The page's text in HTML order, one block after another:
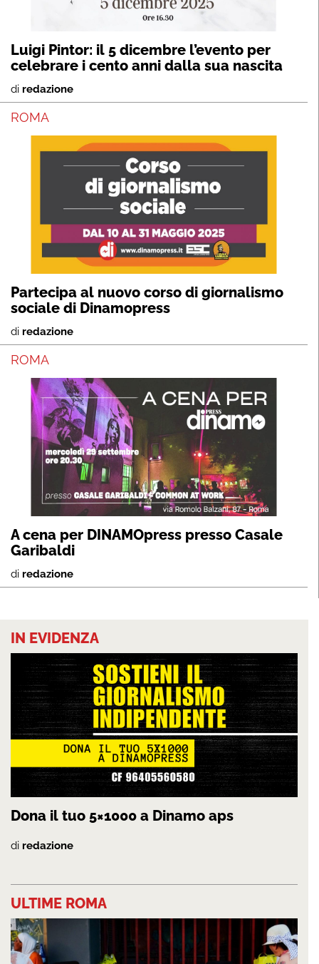
Luigi Pintor: il 5 dicembre l’evento per
celebrare i cento anni dalla sua nascita
di redazione
ROMA
Partecipa al nuovo corso di giornalismo
sociale di Dinamopress
di redazione
ROMA
A cena per DINAMOpress presso Casale
Garibaldi
di redazione
IN EVIDENZA
Dona il tuo 5×1000 a Dinamo aps
di redazione
ULTIME ROMA